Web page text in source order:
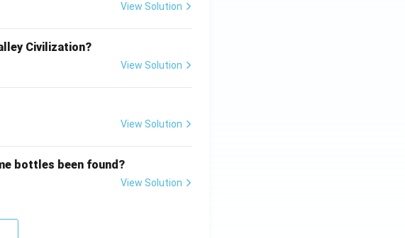
View Solution
Civilization?
View Solution
View Solution
bottles been found?
View Solution